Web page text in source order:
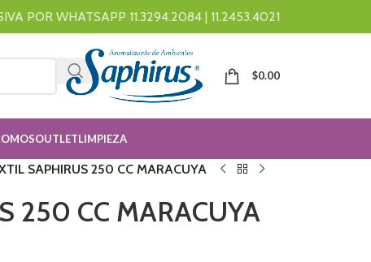
POR WHATSAPP 11.3294.2084 | 11.2453.4021
$0.00
OUTLETLIMPIEZA
SAPHIRUS 250 CC MARACUYA
250 CC MARACUYA